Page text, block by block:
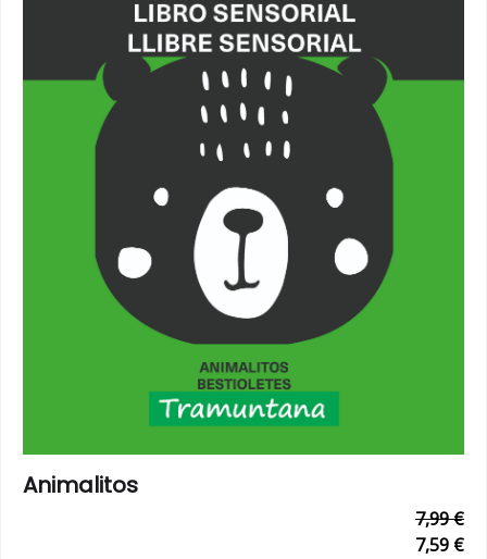
Animalitos
7,99 €
7,59 €